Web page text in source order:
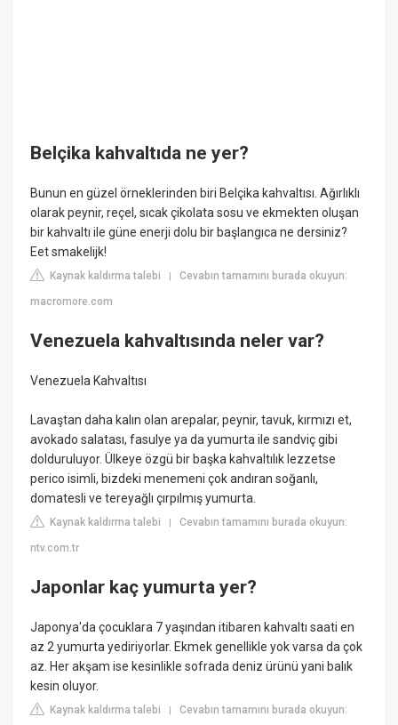
Belçika kahvaltıda ne yer?
Bunun en güzel örneklerinden biri Belçika kahvaltısı. Ağırlıklı
olarak peynir, reçel, sıcak çikolata sosu ve ekmekten oluşan
bir kahvaltı ile güne enerji dolu bir başlangıca ne dersiniz?
Eet smakelijk!
Kaynak kaldırma talebi |Cevabın tamamını burada okuyun:
macromore.com
Venezuela kahvaltısında neler var?
Venezuela Kahvaltısı
Lavaştan daha kalın olan arepalar, peynir, tavuk, kırmızı et,
avokado salatası, fasulye ya da yumurta ile sandviç gibi
dolduruluyor. Ülkeye özgü bir başka kahvaltılık lezzetse
perico isimli, bizdeki menemeni çok andıran soğanlı,
domatesli ve tereyağlı çırpılmış yumurta.
Kaynak kaldırma talebi |Cevabın tamamını burada okuyun:
ntv.com.tr
Japonlar kaç yumurta yer?
Japonya'da çocuklara 7 yaşından itibaren kahvaltı saati en
az 2 yumurta yediriyorlar. Ekmek genellikle yok varsa da çok
az. Her akşam ise kesinlikle sofrada deniz ürünü yani balık
kesin oluyor.
Kaynak kaldırma talebi |Cevabın tamamını burada okuyun: